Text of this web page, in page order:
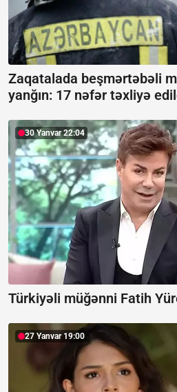
Zaqatalada beşmərtəbəli
yanğın: 17 nəfər təxliyə
30 Yanvar 22:04
Türkiyəli müğənni Fatih
27 Yanvar 19:00